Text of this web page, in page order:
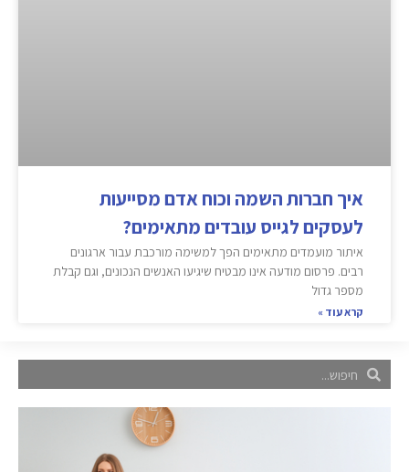
איך חברות השמה וכוח אדם מסייעות
לעסקים לגייס עובדים מתאימים?
איתור מועמדים מתאימים הפך למשימה מורכבת עבור ארגונים
רבים. פרסום מודעה אינו מבטיח שיגיעו האנשים הנכונים, וגם קבלת
מספר גדול
קרא עוד »